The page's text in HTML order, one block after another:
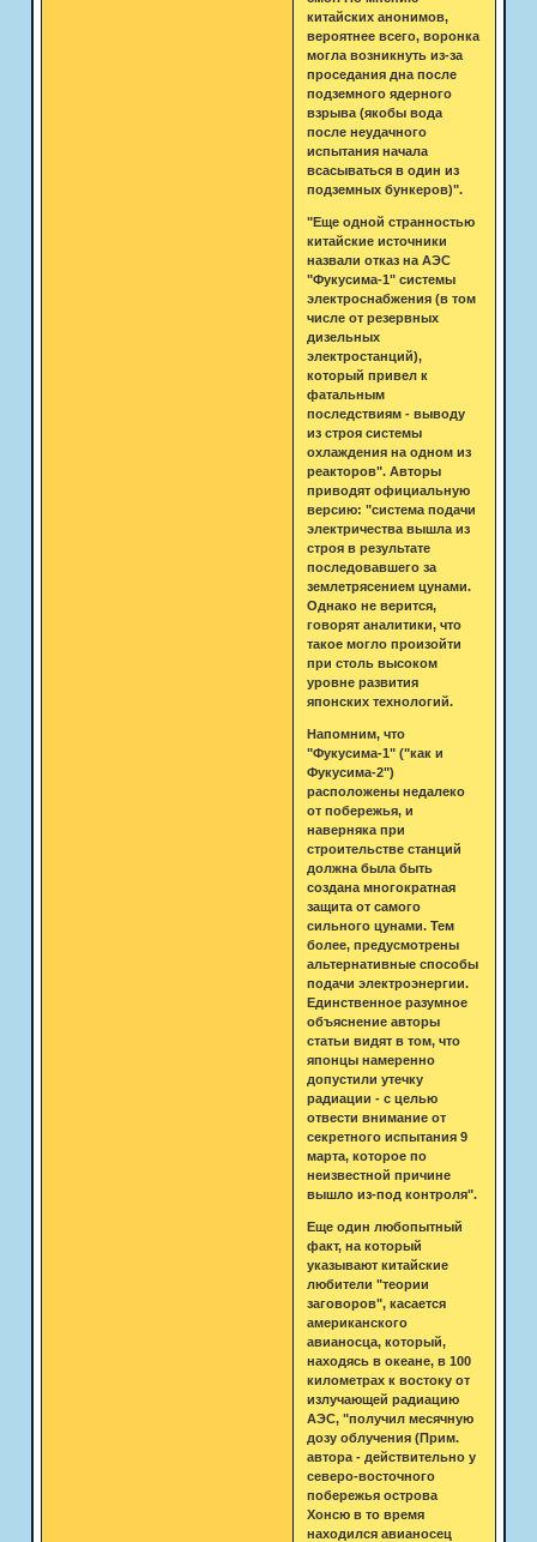
китайских анонимов,
вероятнее всего, воронка
могла возникнуть из-за
проседания дна после
подземного ядерного
взрыва (якобы вода
после неудачного
испытания начала
всасываться в один из
подземных бункеров)".
"Еще одной странностью
китайские источники
назвали отказ на АЭС
"Фукусима-1" системы
электроснабжения (в том
числе от резервных
дизельных
электростанций),
который привел к
фатальным
последствиям - выводу
из строя системы
охлаждения на одном из
реакторов". Авторы
приводят официальную
версию: "система подачи
электричества вышла из
строя в результате
последовавшего за
землетрясением цунами.
Однако не верится,
говорят аналитики, что
такое могло произойти
при столь высоком
уровне развития
японских технологий.
Напомним, что
"Фукусима-1" ("как и
Фукусима-2")
расположены недалеко
от побережья, и
наверняка при
строительстве станций
должна была быть
создана многократная
защита от самого
сильного цунами. Тем
более, предусмотрены
альтернативные способы
подачи электроэнергии.
Единственное разумное
объяснение авторы
статьи видят в том, что
японцы намеренно
допустили утечку
радиации - с целью
отвести внимание от
секретного испытания 9
марта, которое по
неизвестной причине
вышло из-под контроля".
Еще один любопытный
факт, на который
указывают китайские
любители "теории
заговоров", касается
американского
авианосца, который,
находясь в океане, в 100
километрах к востоку от
излучающей радиацию
АЭС, "получил месячную
дозу облучения (Прим.
автора - действительно у
северо-восточного
побережья острова
Хонсю в то время
находился авианосец